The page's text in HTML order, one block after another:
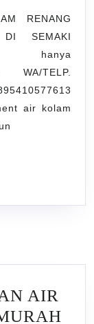
RENANG
DI SEMAKI
hanya
WA/TELP.
air kolam
AIR